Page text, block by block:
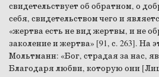
свидетельствует об обратном, о
себя, свидетельством чего и
«жертва есть не вид жертвы, и не
заколение и жертва» [91, с. 263]. На
Мольтманн: «Бог, страдая за нас,
Благодаря любви, которую они